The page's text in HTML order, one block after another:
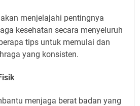
menjelajahi pentingnya
kesehatan secara menyeluruh
tips untuk memulai dan
yang konsisten.
menjaga berat badan yang